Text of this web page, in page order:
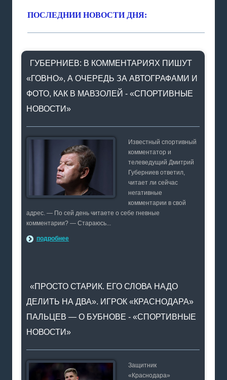
ПОСЛЕДНИИ НОВОСТИ ДНЯ:
ГУБЕРНИЕВ: В КОММЕНТАРИЯХ ПИШУТ
«ГОВНО», А ОЧЕРЕДЬ ЗА АВТОГРАФАМИ И
ФОТО, КАК В МАВЗОЛЕЙ - «СПОРТИВНЫЕ
НОВОСТИ»
Известный спортивный
комментатор и
телеведущий Дмитрий
Губерниев ответил,
читает ли сейчас
негативные
комментарии в свой
адрес. — По сей день читаете о себе гневные
комментарии? — Стараюсь...
подробнее
«ПРОСТО СТАРИК. ЕГО СЛОВА НАДО
ДЕЛИТЬ НА ДВА». ИГРОК «КРАСНОДАРА»
ПАЛЬЦЕВ — О БУБНОВЕ - «СПОРТИВНЫЕ
НОВОСТИ»
Защитник
«Краснодара»